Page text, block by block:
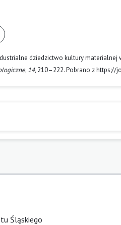
dziedzictwo kultury
, 14, 210–222. Pobrano z
Śląskiego